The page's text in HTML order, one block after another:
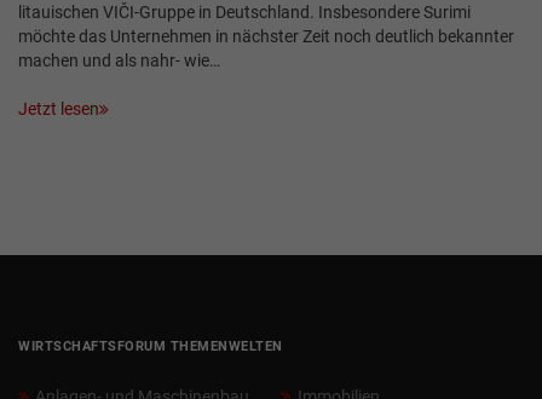
litauischen VIČI-Gruppe in Deutschland. Insbesondere Surimi
möchte das Unternehmen in nächster Zeit noch deutlich bekannter
machen und als nahr- wie…
Jetzt lesen
WIRTSCHAFTSFORUM THEMENWELTEN